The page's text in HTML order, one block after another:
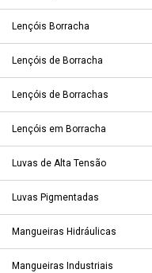
Lençóis Borracha
Lençóis de Borracha
Lençóis de Borrachas
Lençóis em Borracha
Luvas de Alta Tensão
Luvas Pigmentadas
Mangueiras Hidráulicas
Mangueiras Industriais